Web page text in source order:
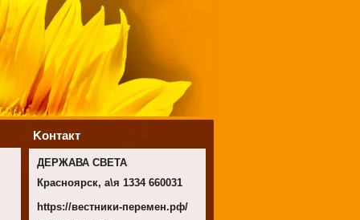
Koнтакт
ДЕРЖАВА СВЕТА
Красноярск, а\я 1334 660031
https://вестники-перемен.рф/